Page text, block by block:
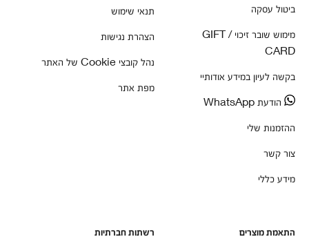
ביטול עסקה
מימוש שובר זיכוי / GIFT
CARD
בקשה לעיון במידע אודותיי
הודעת WhatsApp
ההזמנות שלי
צור קשר
מידע כללי
תנאי שימוש
הצהרת נגישות
נהל קובצי Cookie של האתר
מפת אתר
התאמת מוצרים רשתות חברתיות